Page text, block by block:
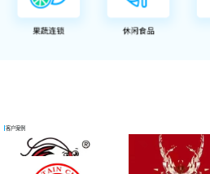
客户案例